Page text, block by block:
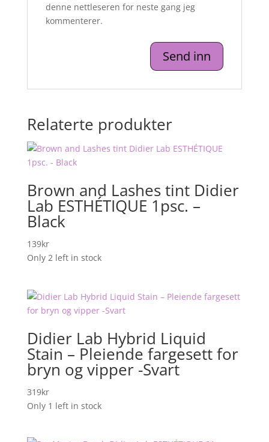
denne nettleseren for neste gang jeg
kommenterer.
Relaterte produkter
Brown and Lashes tint Didier
Lab ESTHÉTIQUE 1psc. –
Black
139kr
Only 2 left in stock
Didier Lab Hybrid Liquid
Stain – Pleiende fargesett for
bryn og vipper -Svart
319kr
Only 1 left in stock